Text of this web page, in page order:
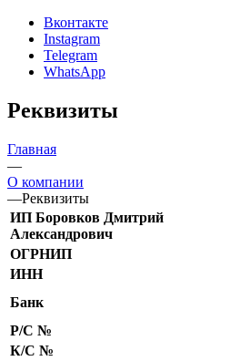
Вконтакте
Instagram
Telegram
WhatsApp
Реквизиты
Главная
—
О компании
—Реквизиты
ИП Боровков Дмитрий
Александрович
ОГРНИП
ИНН
Банк
Р/С №
К/С №